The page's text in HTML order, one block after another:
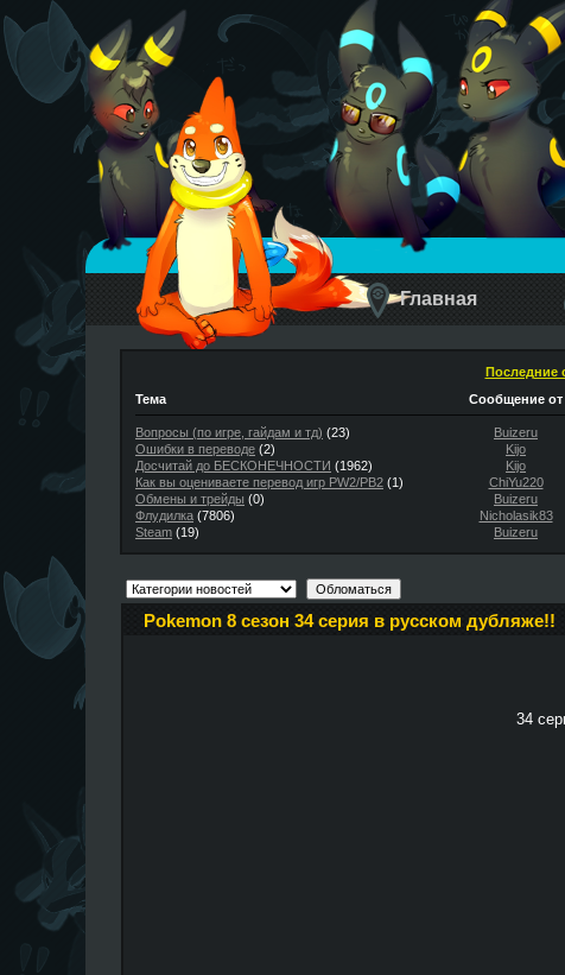
Главная
Последние
Тема
Сообщение от
Вопросы (по игре, гайдам и тд) (23) Buizeru
Ошибки в переводе (2) Kijo
Досчитай до БЕСКОНЕЧНОСТИ (1962) Kijo
Как вы оцениваете перевод игр PW2/PB2 (1) ChiYu220
Обмены и трейды (0) Buizeru
Флудилка (7806) Nicholasik83
Steam (19) Buizeru
Pokemon 8 сезон 34 серия в русском дубляже!!
34